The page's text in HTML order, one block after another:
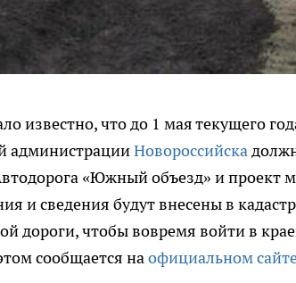
известно, что до 1 мая текущего
администрацииНовороссийска
«Южный объезд» и проект
и сведения будут внесены в
дороги, чтобы вовремя войти в
сообщается наофициальном